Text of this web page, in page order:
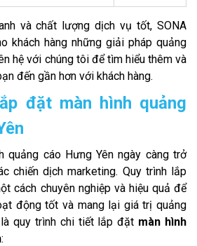
và chất lượng dịch vụ tốt, SONA
khách hàng những giải pháp quảng
hệ với chúng tôi để tìm hiểu thêm và
đến gần hơn với khách hàng.
đặt màn hình quảng
quảng cáo Hưng Yên ngày càng trở
chiến dịch marketing. Quy trình lắp
cách chuyên nghiệp và hiệu quả để
động tốt và mang lại giá trị quảng
quy trình chi tiết lắp đặt màn hình
: